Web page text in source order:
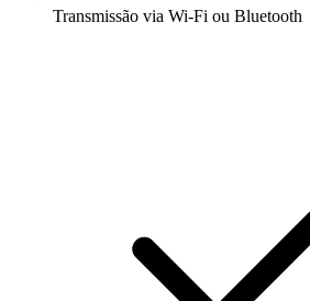
Transmissão via Wi-Fi ou Bluetooth